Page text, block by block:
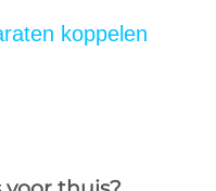
koppelen